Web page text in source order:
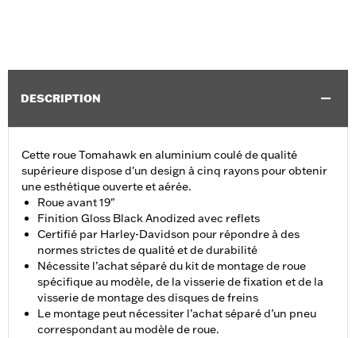
DESCRIPTION
Cette roue Tomahawk en aluminium coulé de qualité
supérieure dispose d'un design à cinq rayons pour obtenir
une esthétique ouverte et aérée.
Roue avant 19"
Finition Gloss Black Anodized avec reflets
Certifié par Harley-Davidson pour répondre à des
normes strictes de qualité et de durabilité
Nécessite l’achat séparé du kit de montage de roue
spécifique au modèle, de la visserie de fixation et de la
visserie de montage des disques de freins
Le montage peut nécessiter l’achat séparé d’un pneu
correspondant au modèle de roue.